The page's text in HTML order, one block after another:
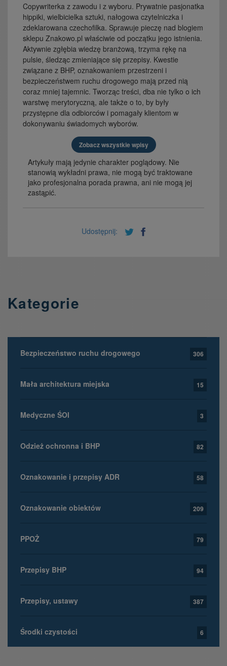
Copywriterka z zawodu i z wyboru. Prywatnie pasjonatka
hippiki, wielbicielka sztuki, nałogowa czytelniczka i
zdeklarowana czechofilka. Sprawuje pieczę nad blogiem
sklepu Znakowo.pl właściwie od początku jego istnienia.
Aktywnie zgłębia wiedzę branżową, trzyma rękę na
pulsie, śledząc zmieniające się przepisy. Kwestie
związane z BHP, oznakowaniem przestrzeni i
bezpieczeństwem ruchu drogowego mają przed nią
coraz mniej tajemnic. Tworząc treści, dba nie tylko o ich
warstwę merytoryczną, ale także o to, by były
przystępne dla odbiorców i pomagały klientom w
dokonywaniu świadomych wyborów.
Zobacz wszystkie wpisy
Artykuły mają jedynie charakter poglądowy. Nie
stanowią wykładni prawa, nie mogą być traktowane
jako profesjonalna porada prawna, ani nie mogą jej
zastąpić.
Udostępnij:
Kategorie
Bezpieczeństwo ruchu drogowego 306
Mała architektura miejska 15
Medyczne ŚOI 3
Odzież ochronna i BHP 82
Oznakowanie i przepisy ADR 58
Oznakowanie obiektów 209
PPOŻ 79
Przepisy BHP 94
Przepisy, ustawy 387
Środki czystości 6